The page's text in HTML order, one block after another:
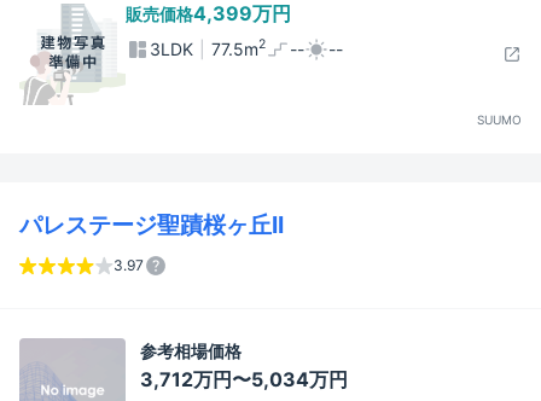
販売価格4,399万円
3LDK 77.5m2 -- --
SUUMO
パレステージ聖蹟桜ヶ丘II
3.97
参考相場価格
3,712万円〜5,034万円